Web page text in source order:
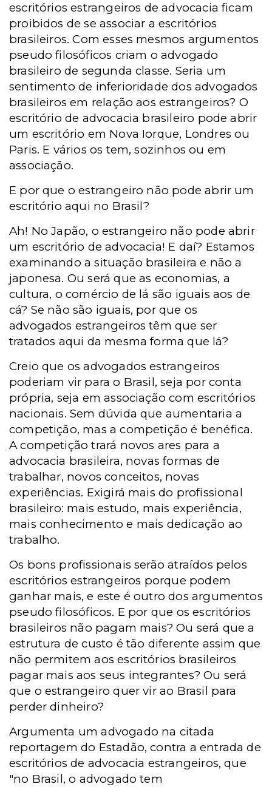
escritórios estrangeiros de advocacia ficam
proibidos de se associar a escritórios
brasileiros. Com esses mesmos argumentos
pseudo filosóficos criam o advogado
brasileiro de segunda classe. Seria um
sentimento de inferioridade dos advogados
brasileiros em relação aos estrangeiros? O
escritório de advocacia brasileiro pode abrir
um escritório em Nova Iorque, Londres ou
Paris. E vários os tem, sozinhos ou em
associação.
E por que o estrangeiro não pode abrir um
escritório aqui no Brasil?
Ah! No Japão, o estrangeiro não pode abrir
um escritório de advocacia! E daí? Estamos
examinando a situação brasileira e não a
japonesa. Ou será que as economias, a
cultura, o comércio de lá são iguais aos de
cá? Se não são iguais, por que os
advogados estrangeiros têm que ser
tratados aqui da mesma forma que lá?
Creio que os advogados estrangeiros
poderiam vir parao Brasil, seja por conta
própria, seja em associação com escritórios
nacionais. Sem dúvida que aumentaria a
competição, mas a competição é benéfica.
A competição trará novos ares para a
advocacia brasileira, novas formas de
trabalhar, novos conceitos, novas
experiências. Exigirá mais do profissional
brasileiro: mais estudo, mais experiência,
mais conhecimento e mais dedicação ao
trabalho.
Os bons profissionais serão atraídos pelos
escritórios estrangeiros porque podem
ganhar mais, e este é outro dos argumentos
pseudo filosóficos. E por que os escritórios
brasileiros não pagam mais? Ou será que a
estrutura de custo é tão diferente assim que
não permitem aos escritórios brasileiros
pagar mais aos seus integrantes? Ou será
que o estrangeiro quer vir ao Brasil para
perder dinheiro?
Argumenta um advogado na citada
reportagem do Estadão, contra a entrada de
escritórios de advocacia estrangeiros, que
"no Brasil, o advogado tem